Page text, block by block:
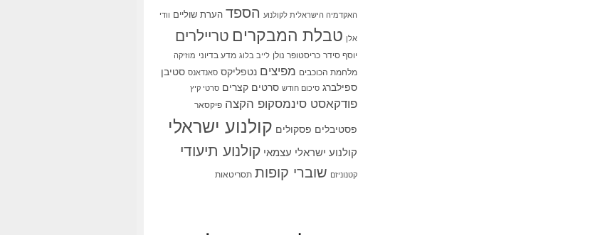
האקדמיה הישראלית לקולנוע הספד הערת שוליים וודי
אלן טבלת המבקרים טריילרים
יוסף סידר כריסטופר נולן לייב בלוג מדע בדיוני מוזיקה
מלחמת הכוכבים מפיצים נטפליקס סאנדאנס סטיבן
ספילברג סיכום חודש סרטים קצרים סרטי קיץ
פודקאסט סינמסקופ הקצה פיקסאר
פסטיבלים פסקולים קולנוע ישראלי
קולנוע ישראלי עצמאי קולנוע תיעודי
קטנוניזם שוברי קופות תסריטאות